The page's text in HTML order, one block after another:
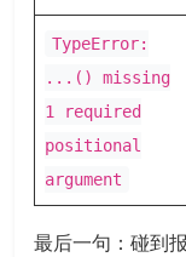
TypeError:
...() missing
1 required
positional
argument
最后一句：碰到